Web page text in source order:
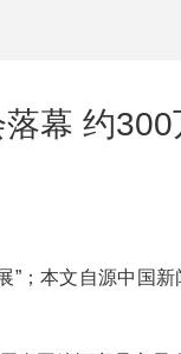
幕 约300
；本文自源中国新